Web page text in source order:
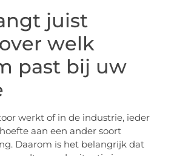
juist
welk
past bij uw
werkt of in de industrie, ieder
aan een ander soort
Daarom is het belangrijk dat